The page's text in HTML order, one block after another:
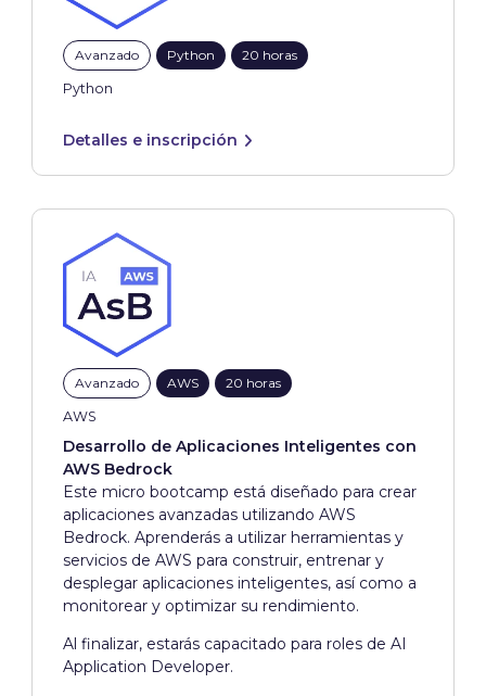
Avanzado Python 20 horas
Python
Detalles e inscripción
Avanzado AWS 20 horas
AWS
Desarrollo de Aplicaciones Inteligentes con
AWS Bedrock
Este micro bootcamp está diseñado para crear
aplicaciones avanzadas utilizando AWS
Bedrock. Aprenderás a utilizar herramientas y
servicios de AWS para construir, entrenar y
desplegar aplicaciones inteligentes, así como a
monitorear y optimizar su rendimiento.
Al finalizar, estarás capacitado para roles de AI
Application Developer.